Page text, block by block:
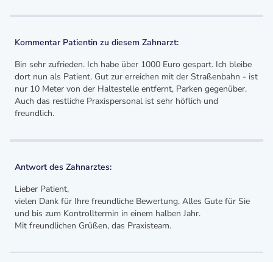
Kommentar Patientin zu diesem Zahnarzt:
Bin sehr zufrieden. Ich habe über 1000 Euro gespart. Ich bleibe
dort nun als Patient. Gut zur erreichen mit der Straßenbahn - ist
nur 10 Meter von der Haltestelle entfernt, Parken gegenüber.
Auch das restliche Praxispersonal ist sehr höflich und
freundlich.
Antwort des Zahnarztes:
Lieber Patient,
vielen Dank für Ihre freundliche Bewertung. Alles Gute für Sie
und bis zum Kontrolltermin in einem halben Jahr.
Mit freundlichen Grüßen, das Praxisteam.